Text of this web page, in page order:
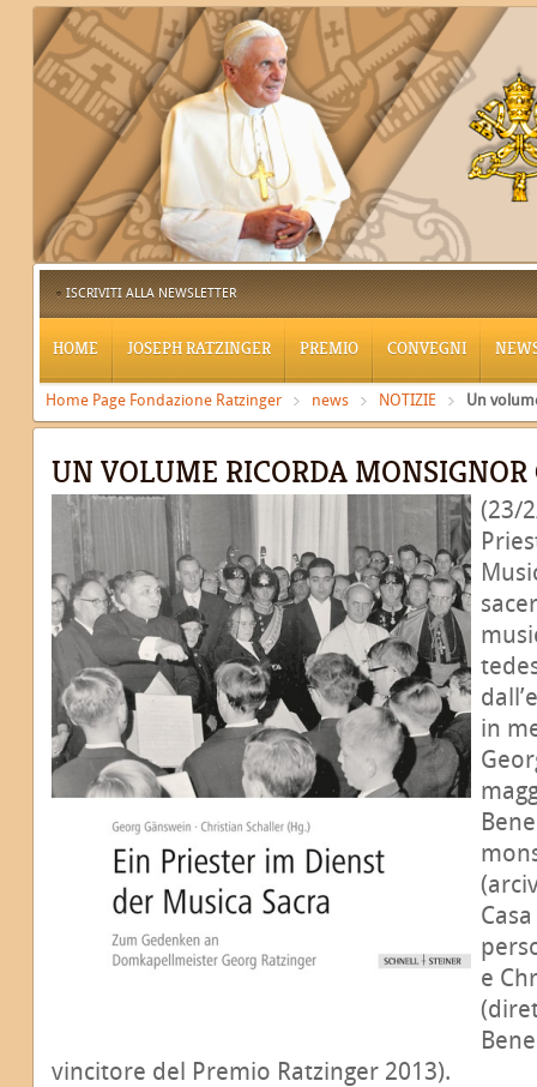
ISCRIVITI ALLA NEWSLETTER
HOME JOSEPH RATZINGER PREMIO CONVEGNI
Home Page Fondazione Ratzinger news NOTIZIE Un
UN VOLUME RICORDA MONSIGNOR
(23/
in
e
vincitore del Premio Ratzinger 2013).